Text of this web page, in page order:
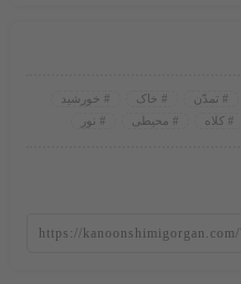
تمدّن خاک
خورشید
کلاه محیطی نور